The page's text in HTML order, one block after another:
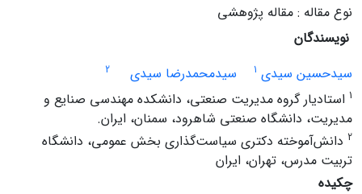
نوع مقاله : مقاله پژوهشی
نویسندگان
سیدحسین سیدی 1 سیدمحمدرضا سیدی
2
1 استادیار گروه مدیریت صنعتی، دانشکده مهندسی صنایع و
مدیریت، دانشگاه صنعتی شاهرود، سمنان، ایران.
2 دانش‌آموخته دکتری سیاست‌گذاری بخش عمومی، دانشگاه
تربیت مدرس، تهران، ایران
چکیده